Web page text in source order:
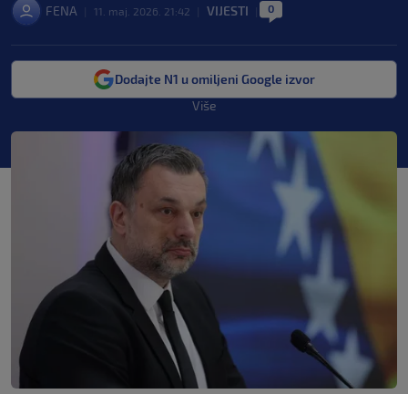
FENA 11. maj. 2026. 21:42 VIJESTI 0
Dodajte N1 u omiljeni Google izvor
Više